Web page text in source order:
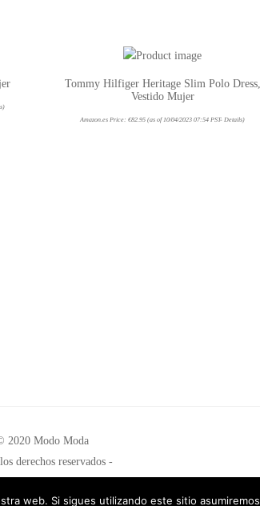
)
Tommy Hilfiger Heritage Slim Polo Dress,
Vestido Mujer
Amazon.es Price: €82.95 (as of 10/04/2023 07:54 PST- Details)
2020 Modo Moda
derechos reservados -
web. Si sigues utilizando este sitio